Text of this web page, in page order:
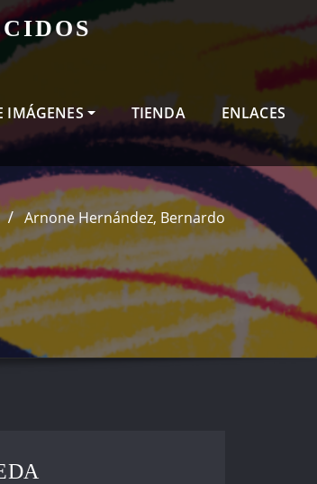
IMÁGENES TIENDA ENLACES
Arnone Hernández, Bernardo